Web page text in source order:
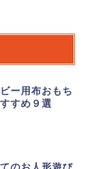
ー用布おもち
すめ９選